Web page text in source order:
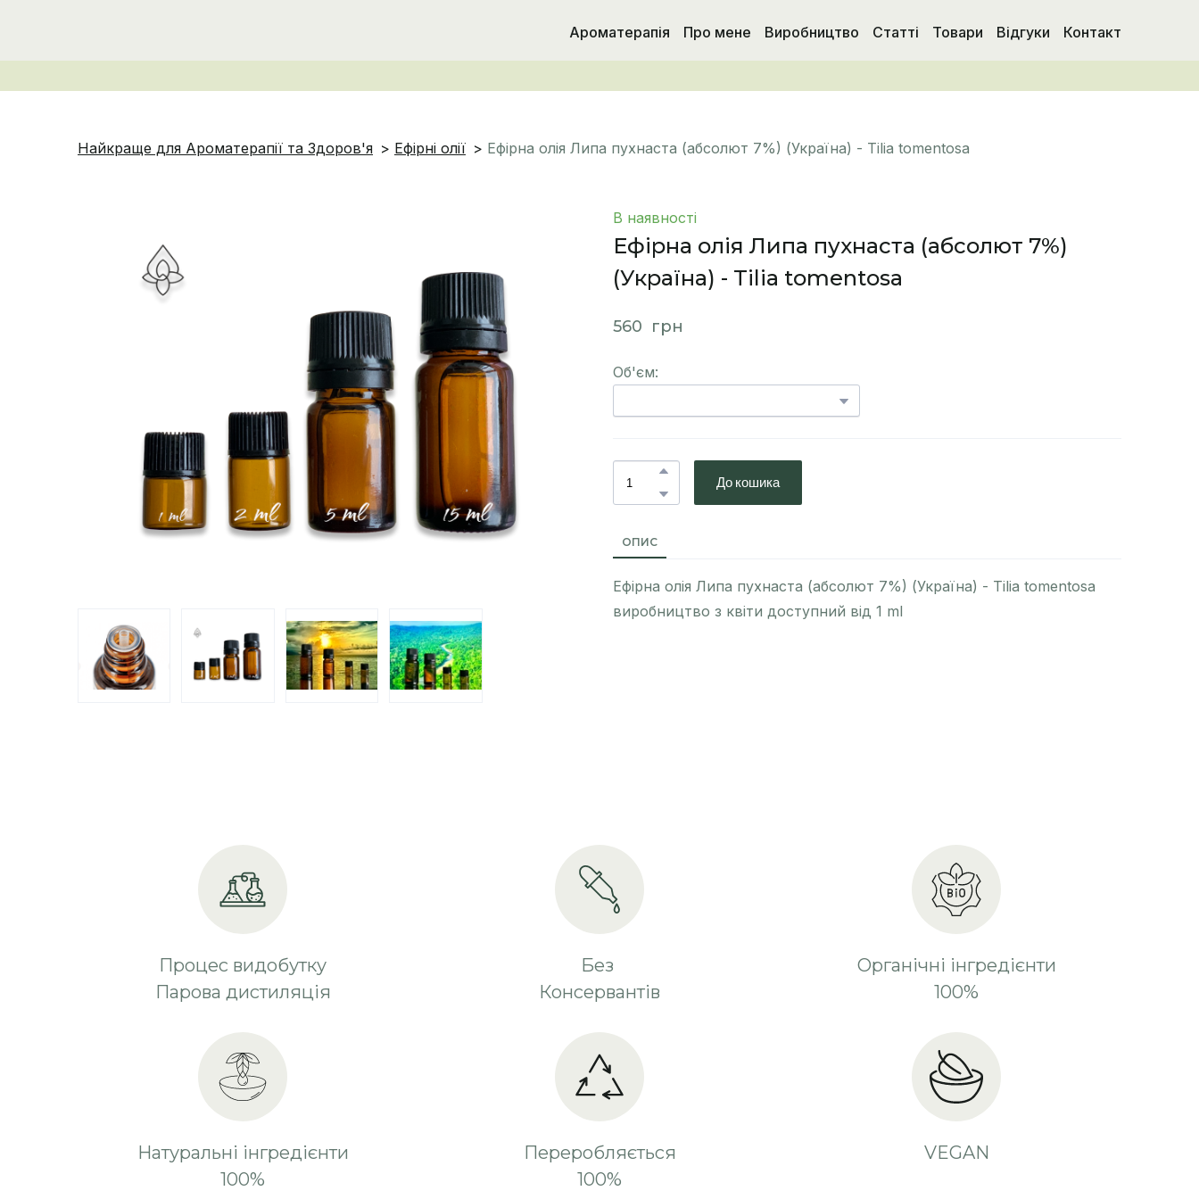
Ароматерапія Про мене Виробництво Статті Товари Відгуки Контакт
Найкраще для Ароматерапії та Здоров'я Ефірні олії Ефірна олія Липа пухнаста (абсолют 7%) (Україна) - Tilia tomentosa
В наявності
Ефірна олія Липа пухнаста (абсолют 7%)
(Україна) - Tilia tomentosa
560  грн
Об'єм:
До кошика
ОПИС
Ефірна олія Липа пухнаста (абсолют 7%) (Україна) - Tilia tomentosa
виробництво з квіти доступний від 1 ml
Процес видобутку
Парова дистиляція
Без
Консервантів
Органічні інгредієнти
100%
Натуральні інгредієнти
100%
Переробляється
100%
VEGAN